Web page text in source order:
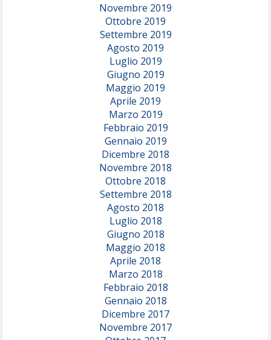
Novembre 2019
Ottobre 2019
Settembre 2019
Agosto 2019
Luglio 2019
Giugno 2019
Maggio 2019
Aprile 2019
Marzo 2019
Febbraio 2019
Gennaio 2019
Dicembre 2018
Novembre 2018
Ottobre 2018
Settembre 2018
Agosto 2018
Luglio 2018
Giugno 2018
Maggio 2018
Aprile 2018
Marzo 2018
Febbraio 2018
Gennaio 2018
Dicembre 2017
Novembre 2017